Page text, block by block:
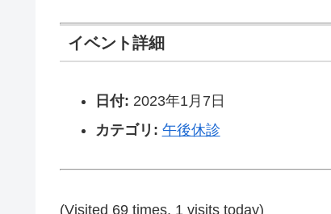
イベント詳細
日付: 2023年1月7日
カテゴリ: 午後休診
(Visited 69 times, 1 visits today)